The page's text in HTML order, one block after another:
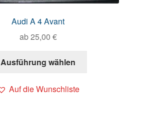
Audi A 4 Avant
ab25,00 €
Ausführung wählen
Auf die Wunschliste